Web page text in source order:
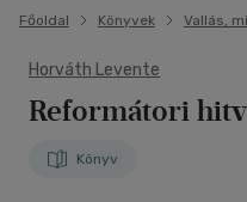
Főoldal Könyvek Vallás,
Horváth Levente
Reformátori
Könyv